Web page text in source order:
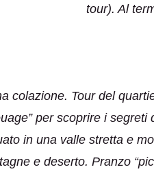
tour). Al
colazione. Tour del
per scoprire i
in una valle stretta e
e deserto. Pranzo